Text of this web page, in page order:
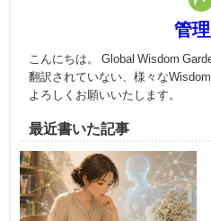
管
こんにちは。 Global Wisdom
翻訳されていない、様々な
よろしくお願いいたします。
最近書いた記事